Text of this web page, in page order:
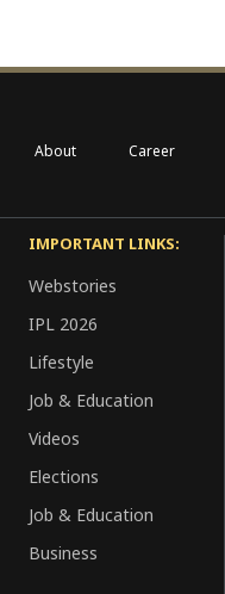
About Career
IMPORTANT LINKS:
Webstories
IPL 2026
Lifestyle
Job & Education
Videos
Elections
Job & Education
Business